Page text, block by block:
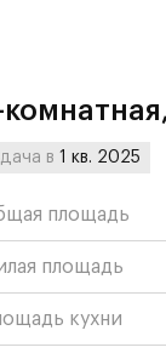
в1 кв. 2025
площадь
площадь
кухни